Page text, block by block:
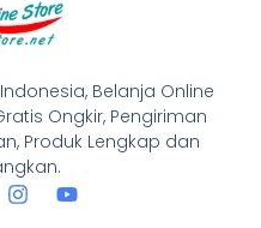
Belanja Online
Ongkir, Pengiriman
Produk Lengkap dan